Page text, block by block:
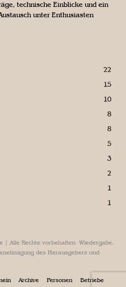
technische Einblicke und ein
unter Enthusiasten
22
15
10
8
8
5
3
2
1
1
| Alle Rechte vorbehalten. Wiedergabe,
des Herausgebers und
Archive Personen
Betriebe